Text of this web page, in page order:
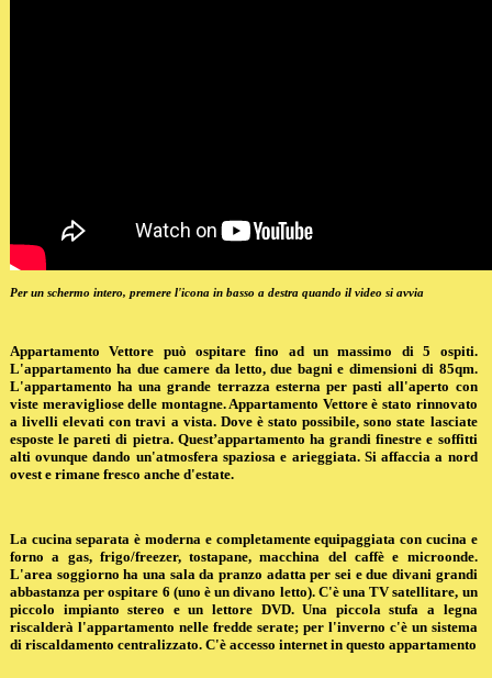
Per un schermo intero, premere l'icona in basso a destra quando il video si avvia
Appartamento Vettore può ospitare fino ad un massimo di 5 ospiti.
L'appartamento ha due camere da letto, due bagni e dimensioni di 85qm.
L'appartamento ha una grande terrazza esterna per pasti all'aperto con
viste meravigliose delle montagne. Appartamento Vettore è stato rinnovato
a livelli elevati con travi a vista. Dove è stato possibile, sono state lasciate
esposte le pareti di pietra. Quest’appartamento ha grandi finestre e soffitti
alti ovunque dando un'atmosfera spaziosa e arieggiata. Si affaccia a nord
ovest e rimane fresco anche d'estate.
La cucina separata è moderna e completamente equipaggiata con cucina e
forno a gas, frigo/freezer, tostapane, macchina del caffè e microonde.
L'area soggiorno ha una sala da pranzo adatta per sei e due divani grandi
abbastanza per ospitare 6 (uno è un divano letto). C'è una TV satellitare, un
piccolo impianto stereo e un lettore DVD. Una piccola stufa a legna
riscalderà l'appartamento nelle fredde serate; per l'inverno c'è un sistema
di riscaldamento centralizzato. C'è accesso internet in questo appartamento